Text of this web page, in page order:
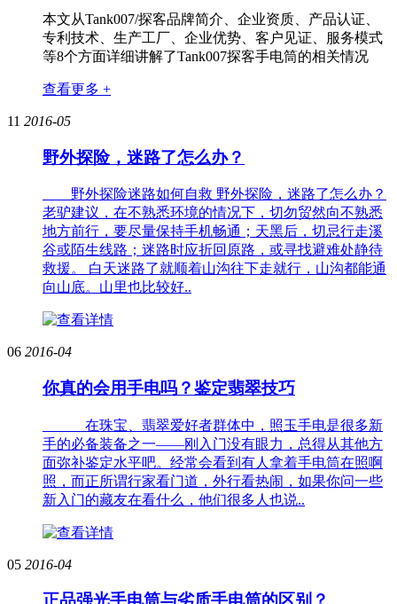
本文从Tank007/探客品牌简介、企业资质、产品认证、
专利技术、生产工厂、企业优势、客户见证、服务模式
等8个方面详细讲解了Tank007探客手电筒的相关情况
查看更多 +
11 2016-05
野外探险，迷路了怎么办？
野外探险迷路如何自救 野外探险，迷路了怎么办？
老驴建议，在不熟悉环境的情况下，切勿贸然向不熟悉
地方前行，要尽量保持手机畅通；天黑后，切忌行走溪
谷或陌生线路；迷路时应折回原路，或寻找避难处静待
救援。 白天迷路了就顺着山沟往下走就行，山沟都能通
向山底。山里也比较好..
06 2016-04
你真的会用手电吗？鉴定翡翠技巧
在珠宝、翡翠爱好者群体中，照玉手电是很多新
手的必备装备之一——刚入门没有眼力，总得从其他方
面弥补鉴定水平吧。经常会看到有人拿着手电筒在照啊
照，而正所谓行家看门道，外行看热闹，如果你问一些
新入门的藏友在看什么，他们很多人也说..
05 2016-04